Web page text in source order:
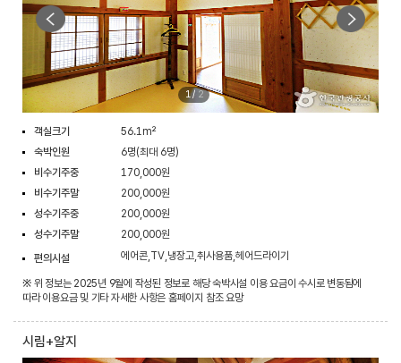
1/ 2
객실크기
56.1m²
숙박인원
6명(최대 6명)
비수기주중
170,000원
비수기주말
200,000원
성수기주중
200,000원
성수기주말
200,000원
편의시설
에어콘,TV,냉장고,취사용품,헤어드라이기
※ 위 정보는 2025년 9월에 작성된 정보로 해당 숙박시설 이용 요금이 수시로 변동됨에
따라 이용요금 및 기타 자세한 사항은 홈페이지 참조 요망
시림+알지